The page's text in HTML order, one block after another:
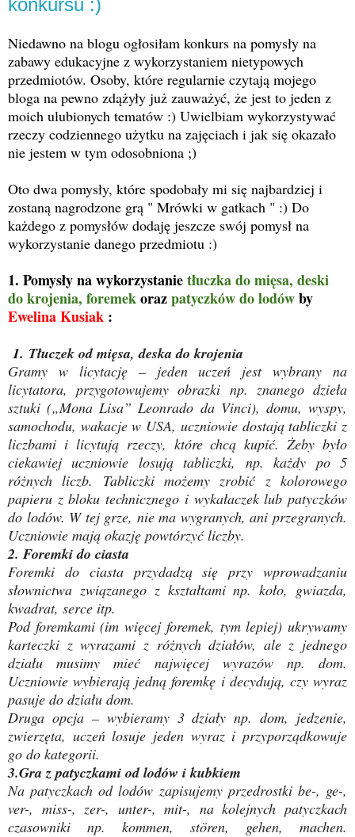
Niedawno na blogu ogłosiłam konkurs na pomysły na
zabawy edukacyjne z wykorzystaniem nietypowych
przedmiotów. Osoby, które regularnie czytają mojego
bloga na pewno zdążyły już zauważyć, że jest to jeden z
moich ulubionych tematów :) Uwielbiam wykorzystywać
rzeczy codziennego użytku na zajęciach i jak się okazało
nie jestem w tym odosobniona ;)
Oto dwa pomysły, które spodobały mi się najbardziej i
zostaną nagrodzone grą " Mrówki w gatkach " :) Do
każdego z pomysłów dodaję jeszcze swój pomysł na
wykorzystanie danego przedmiotu :)
1. Pomysły na wykorzystanietłuczka do mięsa, deski
do krojenia, foremekorazpatyczków do lodówby
Ewelina Kusiak :
1. Tłuczek od mięsa, deska do krojenia
Gramy w licytację – jeden uczeń jest wybrany na
licytatora, przygotowujemy obrazki np. znanego dzieła
sztuki („Mona Lisa” Leonrado da Vinci), domu, wyspy,
samochodu, wakacje w USA, uczniowie dostają tabliczki z
liczbami i licytują rzeczy, które chcą kupić. Żeby było
ciekawiej uczniowie losują tabliczki, np. każdy po 5
różnych liczb. Tabliczki możemy zrobić z kolorowego
papieru z bloku technicznego i wykałaczek lub patyczków
do lodów. W tej grze, nie ma wygranych, ani przegranych.
Uczniowie mają okazję powtórzyć liczby.
2. Foremki do ciasta
Foremki do ciasta przydadzą się przy wprowadzaniu
słownictwa związanego z kształtami np. koło, gwiazda,
kwadrat, serce itp.
Pod foremkami (im więcej foremek, tym lepiej) ukrywamy
karteczki z wyrazami z różnych działów, ale z jednego
działu musimy mieć najwięcej wyrazów np. dom.
Uczniowie wybierają jedną foremkę i decydują, czy wyraz
pasuje do działu dom.
Druga opcja – wybieramy 3 działy np. dom, jedzenie,
zwierzęta, uczeń losuje jeden wyraz i przyporządkowuje
go do kategorii.
3.Gra z patyczkami od lodów i kubkiem
Na patyczkach od lodów zapisujemy przedrostki be-, ge-,
ver-, miss-, zer-, unter-, mit-, na kolejnych patyczkach
czasowniki np. kommen, stören, gehen, machen.